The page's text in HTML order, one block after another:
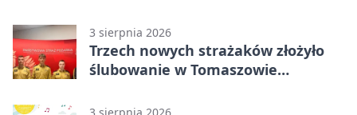
wykonawcy
3 sierpnia 2026
Trzech nowych strażaków złożyło
ślubowanie w Tomaszowie
3 sierpnia 2026